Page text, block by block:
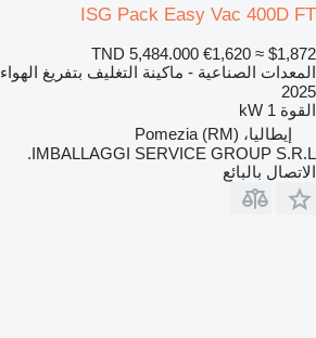
ISG Pack Easy Vac 400D FT
TND 5,484.000 €1,620 ≈ $1,872
المعدات الصناعية - ماكينة التغليف بتفريغ الهواء
2025
القوة 1 kW
إيطاليا، Pomezia (RM)
IMBALLAGGI SERVICE GROUP S.R.L.
الاتصال بالبائع